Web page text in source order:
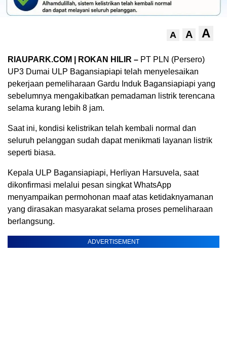
A A A
RIAUPARK.COM | ROKAN HILIR – PT PLN (Persero)
UP3 Dumai ULP Bagansiapiapi telah menyelesaikan
pekerjaan pemeliharaan Gardu Induk Bagansiapiapi yang
sebelumnya mengakibatkan pemadaman listrik terencana
selama kurang lebih 8 jam.
Saat ini, kondisi kelistrikan telah kembali normal dan
seluruh pelanggan sudah dapat menikmati layanan listrik
seperti biasa.
Kepala ULP Bagansiapiapi, Herliyan Harsuvela, saat
dikonfirmasi melalui pesan singkat WhatsApp
menyampaikan permohonan maaf atas ketidaknyamanan
yang dirasakan masyarakat selama proses pemeliharaan
berlangsung.
ADVERTISEMENT